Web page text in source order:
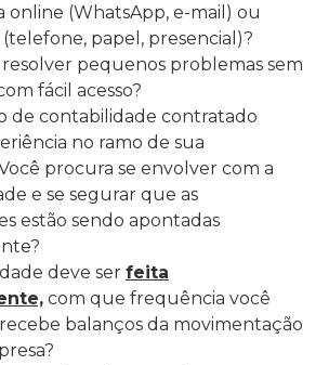
online (WhatsApp, e-mail) ou
papel, presencial)?
pequenos problemas sem
fácil acesso?
de contabilidade contratado
no ramo de sua
procura se envolver com a
e se segurar que as
estão sendo apontadas
deve ser feita
com que frequência você
balanços da movimentação